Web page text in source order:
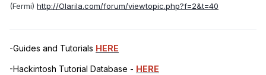
(Fermi) http://Olarila.com/forum/viewtopic.php?f=2&t=40
-Guides and Tutorials HERE
-Hackintosh Tutorial Database - HERE